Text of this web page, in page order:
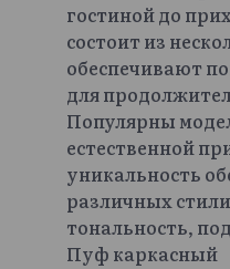
гостиной до
состоит из
обеспечивают
для
Популярны
естественной
уникальность
различных
тональность,
Пуф каркасный